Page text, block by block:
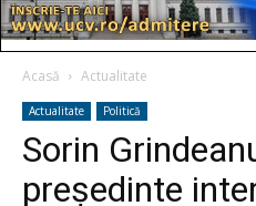
Acasă Actualitate
Actualitate Politică
Sorin
preşedinte